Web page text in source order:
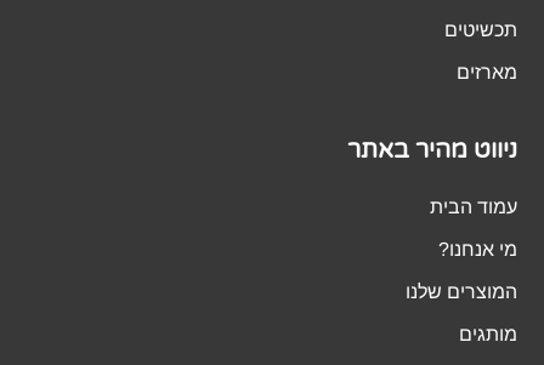
תכשיטים
מארזים
ניווט מהיר באתר
עמוד הבית
מי אנחנו?
המוצרים שלנו
מותגים